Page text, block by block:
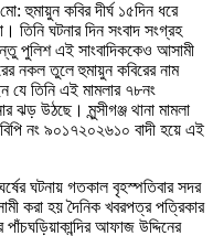
হুমায়ুন কবির দীর্ঘ ১৫দিন ধরে
তিনি ঘটনার দিন সংবাদ সংগ্রহ
পুলিশ এই সাংবাদিককেও আসামী
নকল তুলে হুমায়ুন কবিরের নাম
যে তিনি এই মামলার ৭৮নং
ঝড় উঠছে। মুন্সীগঞ্জ থানা মামলা
নং ৯০১৭২০২৬১০ বাদী হয়ে এই
ঘটনায় গতকাল বৃহস্পতিবার সদর
করা হয় দৈনিক খবরপত্র পত্রিকার
আফাজ উদ্দিনের